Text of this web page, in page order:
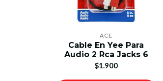
ACE
Cable En Yee Para
Audio 2 Rca Jacks 6
$1.900